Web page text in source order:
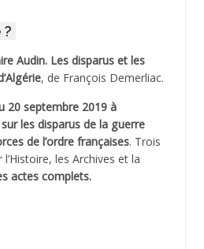
Audin. Les disparus et les
, de François Demerliac.
20 septembre 2019 à
les disparus de la guerre
de l’ordre françaises. Trois
les Archives et la
actes complets.